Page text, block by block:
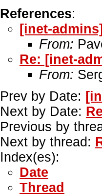
References:
[inet-
From:
Re: [inet-
From:
Prev by Date:
Next by Date:
Previous by
Next by thread:
Index(es):
Date
Thread